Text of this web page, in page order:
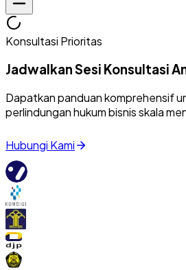
Konsultasi Prioritas
Jadwalkan Sesi Konsultasi
Dapatkan panduan komprehensif
perlindungan hukum bisnis skala
Hubungi Kami